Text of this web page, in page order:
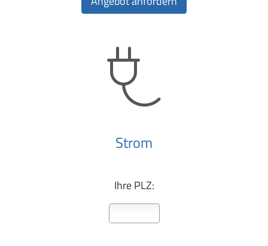
Strom
Ihre PLZ: